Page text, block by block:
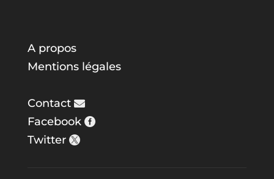
A propos
Mentions légales
Contact
Facebook
Twitter